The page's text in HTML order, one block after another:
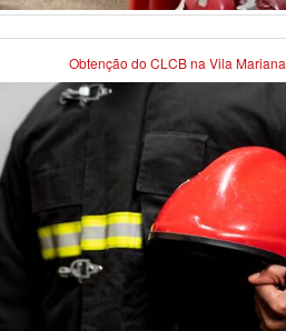
Obtenção do CLCB na Vila Mariana